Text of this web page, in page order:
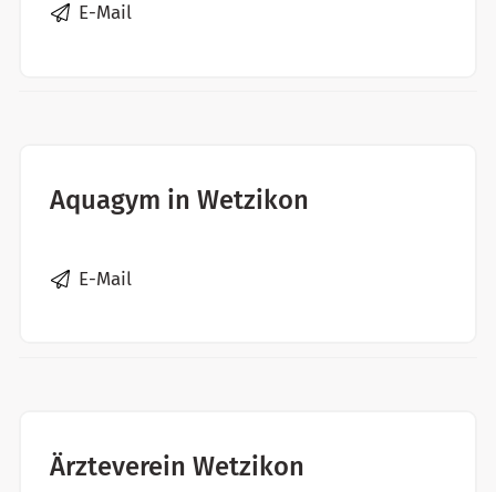
E-Mail
Aquagym in Wetzikon
E-Mail
Ärzteverein Wetzikon